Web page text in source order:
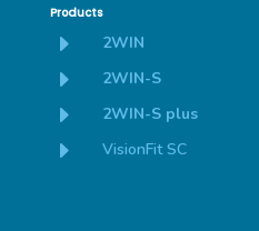
Products
E 2WIN
E 2WIN-S
E 2WIN-S plus
E VisionFit SC